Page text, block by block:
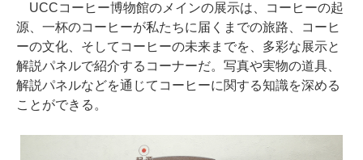
UCCコーヒー博物館のメインの展示は、コーヒーの起
源、一杯のコーヒーが私たちに届くまでの旅路、コーヒ
ーの文化、そしてコーヒーの未来までを、多彩な展示と
解説パネルで紹介するコーナーだ。写真や実物の道具、
解説パネルなどを通じてコーヒーに関する知識を深める
ことができる。